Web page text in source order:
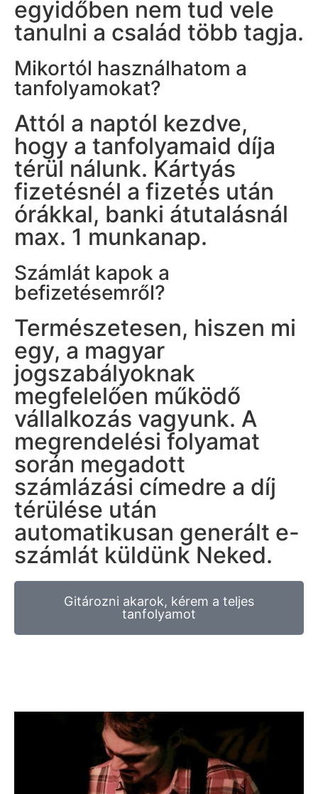
egyidőben nem tud vele
tanulni a család több tagja.
Mikortól használhatom a
tanfolyamokat?
Attól a naptól kezdve,
hogy a tanfolyamaid díja
térül nálunk. Kártyás
fizetésnél a fizetés után
órákkal, banki átutalásnál
max. 1 munkanap.
Számlát kapok a
befizetésemről?
Természetesen, hiszen mi
egy, a magyar
jogszabályoknak
megfelelően működő
vállalkozás vagyunk. A
megrendelési folyamat
során megadott
számlázási címedre a díj
térülése után
automatikusan generált e-
számlát küldünk Neked.
Gitározni akarok, kérem a teljes
tanfolyamot